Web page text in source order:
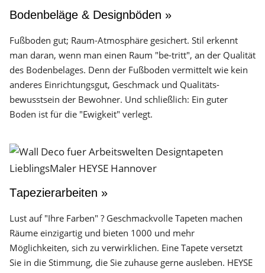
Bodenbeläge & Designböden »
Fußboden gut; Raum-Atmosphäre gesichert. Stil erkennt
man daran, wenn man einen Raum "be-tritt", an der Qualität
des Boden­belages. Denn der Fuß­boden vermittelt wie kein
anderes Einrichtungs­gut, Geschmack und Qualitäts­
bewusstsein der Bewohner. Und schließlich: Ein guter
Boden ist für die "Ewigkeit" verlegt.
Tapezierarbeiten »
Lust auf "Ihre Farben" ? Geschmackvolle Tapeten machen
Räume einzigartig und bieten 1000 und mehr
Möglichkeiten, sich zu verwirklichen. Eine Tapete versetzt
Sie in die Stimmung, die Sie zuhause gerne ausleben. HEYSE